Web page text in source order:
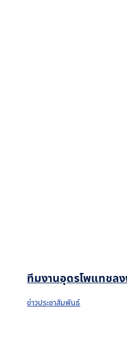
ทีมงานอุดรโพแทชล
ข่าวประชาสัมพันธ์